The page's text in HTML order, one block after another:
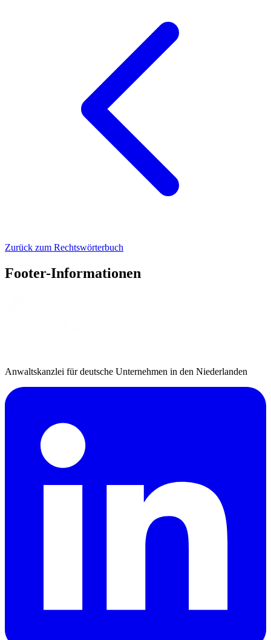
Zurück zum Rechtswörterbuch
Footer-Informationen
Anwaltskanzlei für deutsche Unternehmen in den Niederlanden